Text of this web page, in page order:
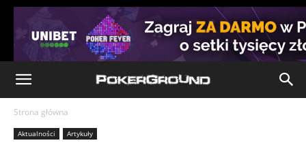
Strona główna
Aktualności Artykuły